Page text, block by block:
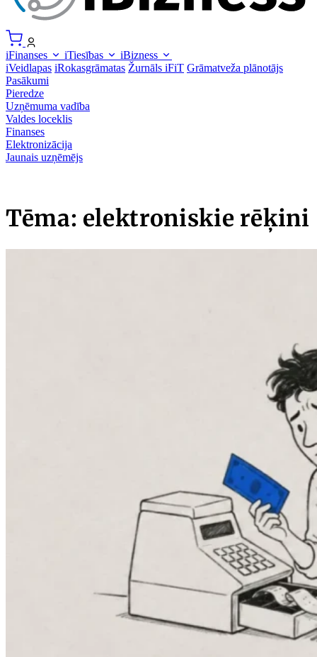
iFinanses iTiesības
iBizness
iVeidlapas iRokasgrāmatas Žurnāls iFiT Grāmatveža plānotājs
Pasākumi
Pieredze
Uzņēmuma vadība
Valdes loceklis
Finanses
Elektronizācija
Jaunais uzņēmējs
Tēma: elektroniskie rēķini